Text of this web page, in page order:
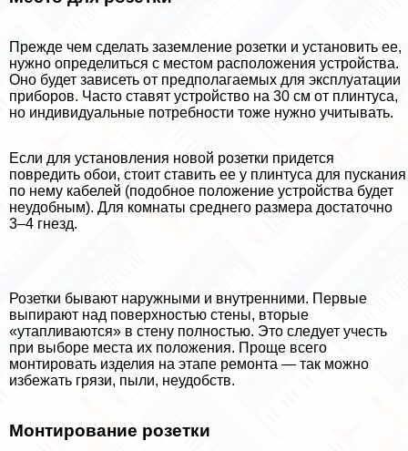
Прежде чем сделать заземление розетки и установить ее,
нужно определиться с местом расположения устройства.
Оно будет зависеть от предполагаемых для эксплуатации
приборов. Часто ставят устройство на 30 см от плинтуса,
но индивидуальные потребности тоже нужно учитывать.
Если для установления новой розетки придется
повредить обои, стоит ставить ее у плинтуса для пускания
по нему кабелей (подобное положение устройства будет
неудобным). Для комнаты среднего размера достаточно
3–4 гнезд.
Розетки бывают наружными и внутренними. Первые
выпирают над поверхностью стены, вторые
«утапливаются» в стену полностью. Это следует учесть
при выборе места их положения. Проще всего
монтировать изделия на этапе ремонта — так можно
избежать грязи, пыли, неудобств.
Монтирование розетки